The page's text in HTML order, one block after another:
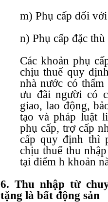
m) Phụ cấp đối
n) Phụ cấp đặc
Các khoản phụ
chịu thuế quy
nhà nước có
ưu đãi người có
giao, lao động,
tạo và pháp luật
phụ cấp, trợ cấp
cấp quy định thì
chịu thuế thu
tại điểm h khoản
6. Thu nhập từ
tặng là bất động sản